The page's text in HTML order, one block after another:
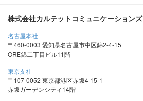
株式会社カルテットコミュニケーションズ
名古屋本社
〒460-0003 愛知県名古屋市中区錦2-4-15
ORE錦二丁目ビル11階
東京支社
〒107-0052 東京都港区赤坂4-15-1
赤坂ガーデンシティ14階